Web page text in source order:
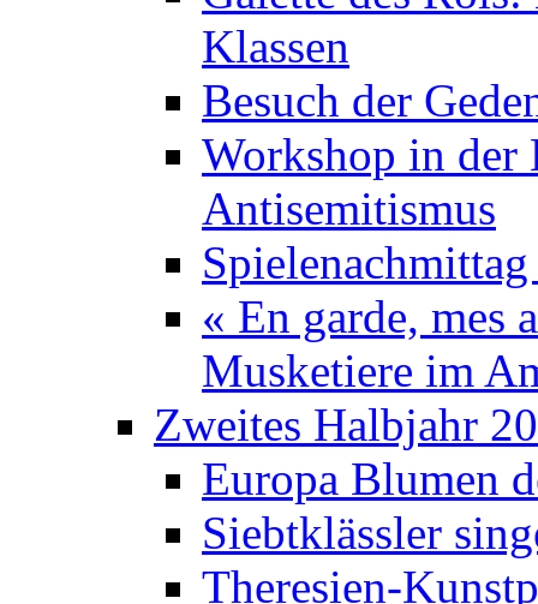
Klassen
Besuch der
Workshop in der
Antisemitismus
« En garde, mes
Musketiere im
Zweites Halbjahr
Europa Blumen
Siebtklässler
Theresien-